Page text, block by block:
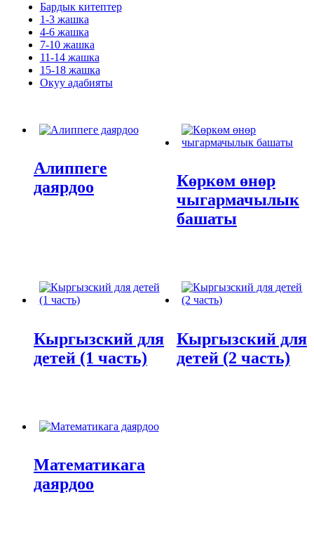
Бардык китептер
1-3 жашка
4-6 жашка
7-10 жашка
11-14 жашка
15-18 жашка
Окуу адабияты
Алиппеге
даярдоо
Көркөм өнөр
чыгармачылык
башаты
Кыргызский для
детей (1 часть)
Кыргызский для
детей (2 часть)
Математикага
даярдоо